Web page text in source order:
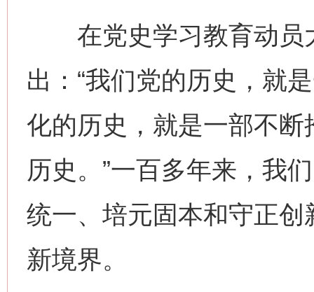
在党史学习教育动员
出：“我们党的历史，就
化的历史，就是一部不
历史。”一百多年来，我
统一、培元固本和守正
新境界。